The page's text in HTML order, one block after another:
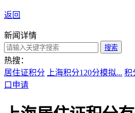
返回
新闻详情
搜索
热搜：
居住证积分
上海积分120分模拟... 积
口申请